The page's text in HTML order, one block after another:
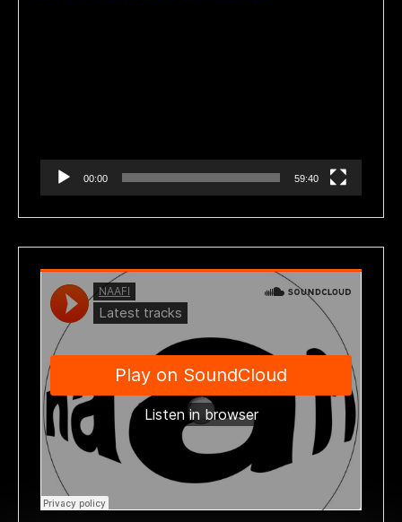
00:00 59:40